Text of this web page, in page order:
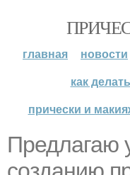
главная новости
как
прически и
Предлагаю